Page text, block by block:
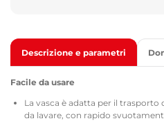
Descrizione e parametri
Facile da usare
La vasca è adatta per il trasporto
da lavare, con rapido